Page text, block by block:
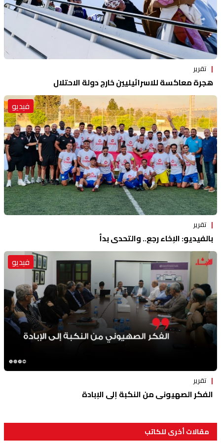
تقرير
هجرة معاكسة للاسرائيليين خارج دولة الاحتلال
فيديو
تقرير
بالفيديو: الإخاء رجع.. والتحدي بدأ
فيديو
تقرير
الفكر الصهيوني من النكبة إلى الإبادة
مقالات أخرى للكاتب